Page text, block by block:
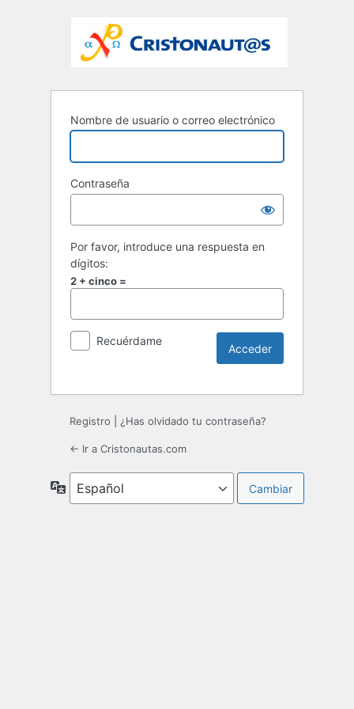
Nombre de usuario o correo electrónico
Contraseña
Por favor, introduce una respuesta en
dígitos:
2 + cinco =
Recuérdame
Registro ¿Has olvidado tu contraseña?
← Ir a Cristonautas.com
Idioma